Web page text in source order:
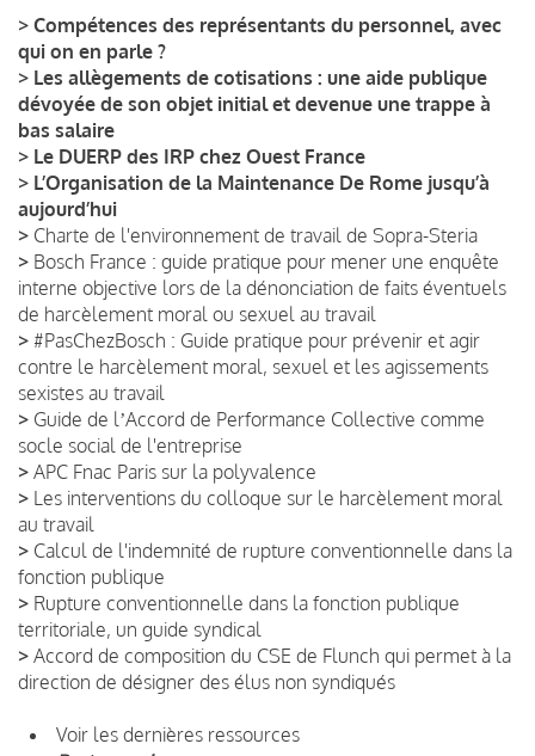
> Compétences des représentants du personnel, avec
qui on en parle ?
> Les allègements de cotisations : une aide publique
dévoyée de son objet initial et devenue une trappe à
bas salaire
> Le DUERP des IRP chez Ouest France
> L’Organisation de la Maintenance De Rome jusqu’à
aujourd’hui
> Charte de l'environnement de travail de Sopra-Steria
> Bosch France : guide pratique pour mener une enquête
interne objective lors de la dénonciation de faits éventuels
de harcèlement moral ou sexuel au travail
> #PasChezBosch : Guide pratique pour prévenir et agir
contre le harcèlement moral, sexuel et les agissements
sexistes au travail
> Guide de lʼAccord de Performance Collective comme
socle social de l'entreprise
> APC Fnac Paris sur la polyvalence
> Les interventions du colloque sur le harcèlement moral
au travail
> Calcul de l'indemnité de rupture conventionnelle dans la
fonction publique
> Rupture conventionnelle dans la fonction publique
territoriale, un guide syndical
> Accord de composition du CSE de Flunch qui permet à la
direction de désigner des élus non syndiqués
Voir les dernières ressources